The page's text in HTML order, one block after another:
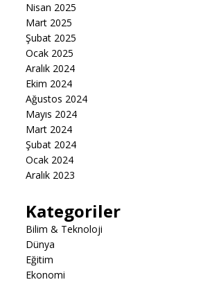
Nisan 2025
Mart 2025
Şubat 2025
Ocak 2025
Aralık 2024
Ekim 2024
Ağustos 2024
Mayıs 2024
Mart 2024
Şubat 2024
Ocak 2024
Aralık 2023
Kategoriler
Bilim & Teknoloji
Dünya
Eğitim
Ekonomi